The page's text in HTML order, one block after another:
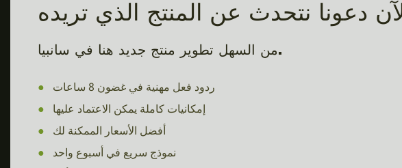
من السهل تطوير منتج جديد هنا في سانبيا.
●
ردود فعل مهنية في غضون 8 ساعات
●
إمكانيات كاملة يمكن الاعتماد عليها
●
أفضل الأسعار الممكنة لك
●
نموذج سريع في أسبوع واحد